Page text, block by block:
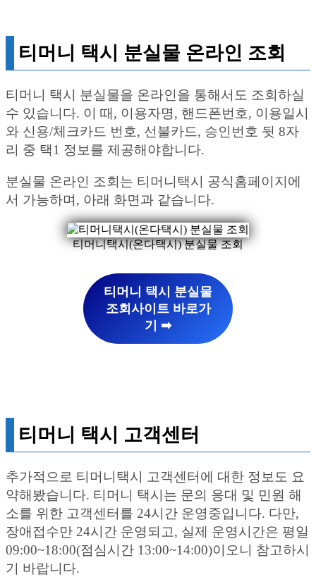
티머니 택시 분실물 온라인 조회
티머니 택시 분실물을 온라인을 통해서도 조회하실
수 있습니다. 이 때, 이용자명, 핸드폰번호, 이용일시
와 신용/체크카드 번호, 선불카드, 승인번호 뒷 8자
리 중 택1 정보를 제공해야합니다.
분실물 온라인 조회는 티머니택시 공식홈페이지에
서 가능하며, 아래 화면과 같습니다.
티머니택시(온다택시) 분실물 조회
티머니 택시 분실물
조회사이트 바로가
기 ➡︎
티머니 택시 고객센터
추가적으로 티머니택시 고객센터에 대한 정보도 요
약해봤습니다. 티머니 택시는 문의 응대 및 민원 해
소를 위한 고객센터를 24시간 운영중입니다. 다만,
장애접수만 24시간 운영되고, 실제 운영시간은 평일
09:00~18:00(점심시간 13:00~14:00)이오니 참고하시
기 바랍니다.